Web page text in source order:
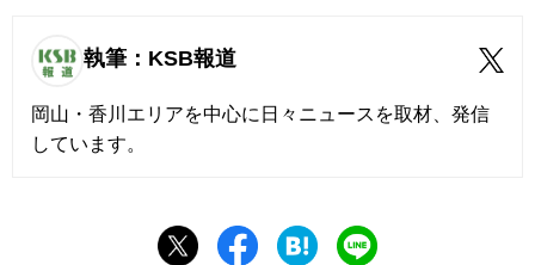
執筆：KSB報道
岡山・香川エリアを中心に日々ニュースを取材、発信
しています。